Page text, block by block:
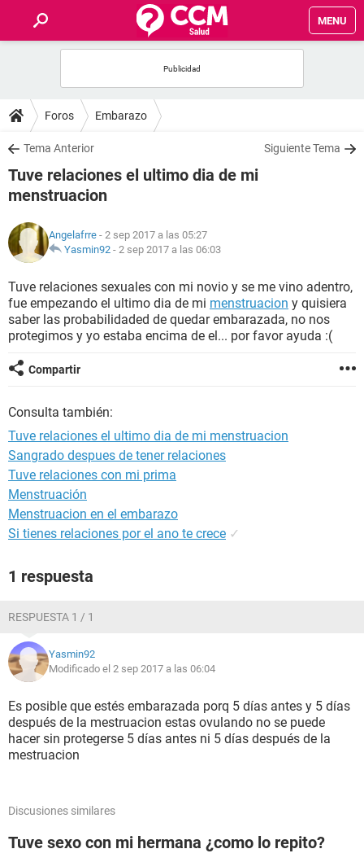
MENU
FOROS
SALUD
FAMILIA
NUTRICIÓN
SEXUALIDAD
Foros Embarazo
Tema Anterior Siguiente Tema
Tuve relaciones el ultimo dia de mi
menstruacion
Angelafrre - 2 sep 2017 a las 05:27
Yasmin92 - 2 sep 2017 a las 06:03
Tuve relaciones sexuales con mi novio y se me vino adentro,
fue empezando el ultimo dia de mi menstruacion y quisiera
saber las probabilidaded de quedar embarazada, no nos
protegimos y yo estaba encima de el... por favor ayuda :(
Compartir
Consulta también:
Tuve relaciones el ultimo dia de mi menstruacion
Sangrado despues de tener relaciones
Tuve relaciones con mi prima
Menstruación
Menstruacion en el embarazo
Si tienes relaciones por el ano te crece ✓
1 respuesta
RESPUESTA 1 / 1
Yasmin92
Modificado el 2 sep 2017 a las 06:04
Es posible que estés embarazada porq 5 días antes y 5 días
después de la mestruacion estas ovulando no se puede
hacer sin protegerse 5 días antes ni 5 días después de la
mestruacion
Discusiones similares
Tuve sexo con mi hermana ¿como lo repito?